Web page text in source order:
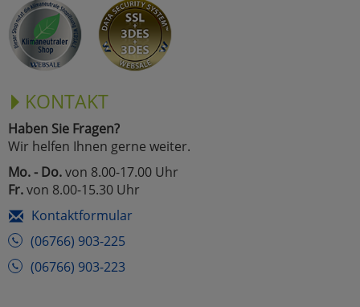
KONTAKT
Haben Sie Fragen?
Wir helfen Ihnen gerne weiter.
Mo. - Do.von 8.00-17.00 Uhr
Fr.von 8.00-15.30 Uhr
Kontaktformular
(06766) 903-225
(06766) 903-223